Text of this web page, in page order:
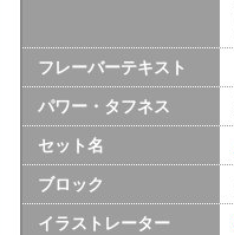
フレーバーテキスト
パワー・タフネス
セット名
ブロック
イラストレーター